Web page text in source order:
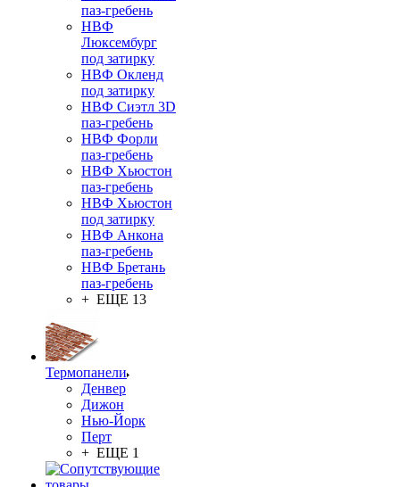
паз-гребень
НВФ
Люксембург
под затирку
НВФ Окленд
под затирку
НВФ Сиэтл 3D
паз-гребень
НВФ Форли
паз-гребень
НВФ Хьюстон
паз-гребень
НВФ Хьюстон
под затирку
НВФ Анкона
паз-гребень
НВФ Бретань
паз-гребень
+ ЕЩЕ 13
Термопанели
Денвер
Дижон
Нью-Йорк
Перт
+ ЕЩЕ 1